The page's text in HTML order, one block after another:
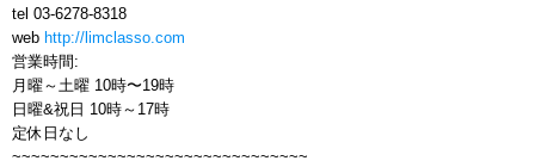
tel 03-6278-8318
web http://limclasso.com
営業時間:
月曜～土曜 10時〜19時
日曜&祝日 10時～17時
定休日なし
~~~~~~~~~~~~~~~~~~~~~~~~~~~~~~~